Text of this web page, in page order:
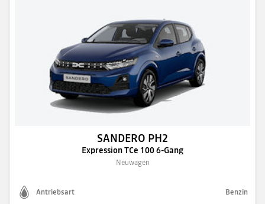
SANDERO PH2
Expression TCe 100 6-Gang
Neuwagen
Antriebsart Benzin